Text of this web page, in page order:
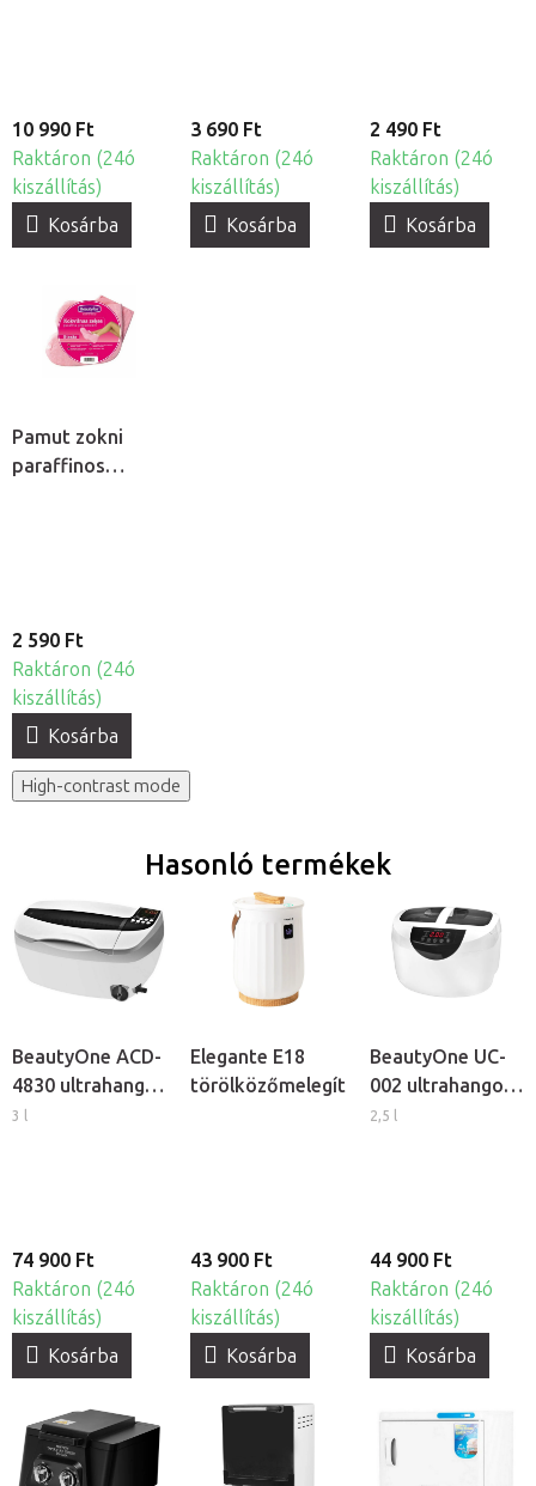
10 990 Ft
Raktáron (24ó
kiszállítás)
Kosárba
3 690 Ft
Raktáron (24ó
kiszállítás)
Kosárba
2 490 Ft
Raktáron (24ó
kiszállítás)
Kosárba
Pamut zokni
paraffinos
2 590 Ft
Raktáron (24ó
kiszállítás)
Kosárba
High-contrast mode
Hasonló termékek
BeautyOne ACD-
4830 ultrahangos
tisztító
3 l
74 900 Ft
Raktáron (24ó
kiszállítás)
Kosárba
Elegante E18
törölközőmelegítő
43 900 Ft
Raktáron (24ó
kiszállítás)
Kosárba
BeautyOne UC-
002 ultrahangos
tisztító készülék
2,5 l
44 900 Ft
Raktáron (24ó
kiszállítás)
Kosárba